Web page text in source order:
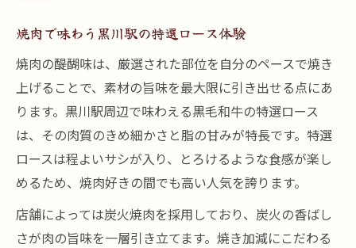
焼肉で味わう黒毛和牛の深い旨味
駅近焼肉で堪能できる特選ロース
黒毛和牛の旨味を求めるなら焼肉で決まり
焼肉で引き出す黒毛和牛の極上旨味
黒川駅近の焼肉で味わう特選ロース
焼肉に最適な黒毛和牛の選び方
焼肉で楽しむ黒毛和牛の贅沢な瞬間
黒毛和牛の旨味を活かす焼肉のコツ
焼肉で味わう黒川駅の特選ロース体験
焼肉の醍醐味は、厳選された部位を自分のペースで焼き
上げることで、素材の旨味を最大限に引き出せる点にあ
ります。黒川駅周辺で味わえる黒毛和牛の特選ロース
は、その肉質のきめ細かさと脂の甘みが特長です。特選
ロースは程よいサシが入り、とろけるような食感が楽し
めるため、焼肉好きの間でも高い人気を誇ります。
店舗によっては炭火焼肉を採用しており、炭火の香ばし
さが肉の旨味を一層引き立てます。焼き加減にこだわる